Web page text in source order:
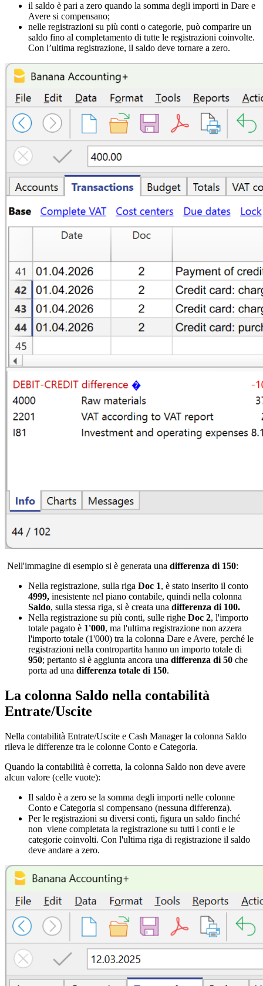
il saldo è pari a zero quando la somma degli importi in Dare e
Avere si compensano;
nelle registrazioni su più conti o categorie, può comparire un
saldo fino al completamento di tutte le registrazioni coinvolte.
Con l’ultima registrazione, il saldo deve tornare a zero.
Nell'immagine di esempio si è generata una differenza di 150:
Nella registrazione, sulla riga Doc 1, è stato inserito il conto
4999, inesistente nel piano contabile, quindi nella colonna
Saldo, sulla stessa riga, si è creata una differenza di 100.
Nella registrazione su più conti, sulle righe Doc 2, l'importo
totale pagato è 1'000, ma l'ultima registrazione non azzera
l'importo totale (1'000) tra la colonna Dare e Avere, perché le
registrazioni nella contropartita hanno un importo totale di
950; pertanto si è aggiunta ancora una differenza di 50 che
porta ad una differenza totale di 150.
La colonna Saldo nella contabilità
Entrate/Uscite
Nella contabilità Entrate/Uscite e Cash Manager la colonna Saldo
rileva le differenze tra le colonne Conto e Categoria.
Quando la contabilità è corretta, la colonna Saldo non deve avere
alcun valore (celle vuote):
Il saldo è a zero se la somma degli importi nelle colonne
Conto e Categoria si compensano (nessuna differenza).
Per le registrazioni su diversi conti, figura un saldo finché
non viene completata la registrazione su tutti i conti e le
categorie coinvolti. Con l'ultima riga di registrazione il saldo
deve andare a zero.